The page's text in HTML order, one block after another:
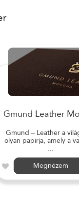
Gmund Leather
Gmund – Leather a
olyan papírja, amely a
...
Megnézem